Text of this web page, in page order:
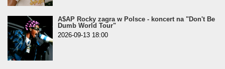
A$AP Rocky zagra w Polsce - koncert na "Don't Be
Dumb World Tour"
2026-09-13 18:00